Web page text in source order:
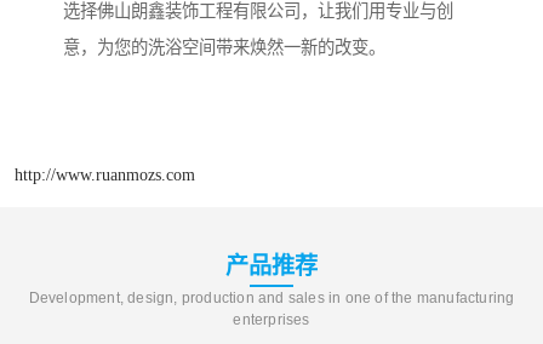
选择佛山朗鑫装饰工程有限公司，让我们用专业与创
意，为您的洗浴空间带来焕然一新的改变。
http://www.ruanmozs.com
产品推荐
Development, design, production and sales in one of the manufacturing
enterprises